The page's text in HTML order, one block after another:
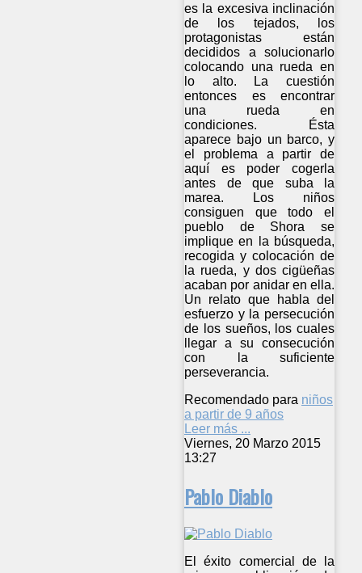
es la excesiva inclinación
de los tejados, los
protagonistas están
decididos a solucionarlo
colocando una rueda en
lo alto. La cuestión
entonces es encontrar
una rueda en
condiciones. Ésta
aparece bajo un barco, y
el problema a partir de
aquí es poder cogerla
antes de que suba la
marea. Los niños
consiguen que todo el
pueblo de Shora se
implique en la búsqueda,
recogida y colocación de
la rueda, y dos cigüeñas
acaban por anidar en ella.
Un relato que habla del
esfuerzo y la persecución
de los sueños, los cuales
llegar a su consecución
con la suficiente
perseverancia.
Recomendado para niños
a partir de 9 años
Leer más ...
Viernes, 20 Marzo 2015
13:27
Pablo Diablo
El éxito comercial de la